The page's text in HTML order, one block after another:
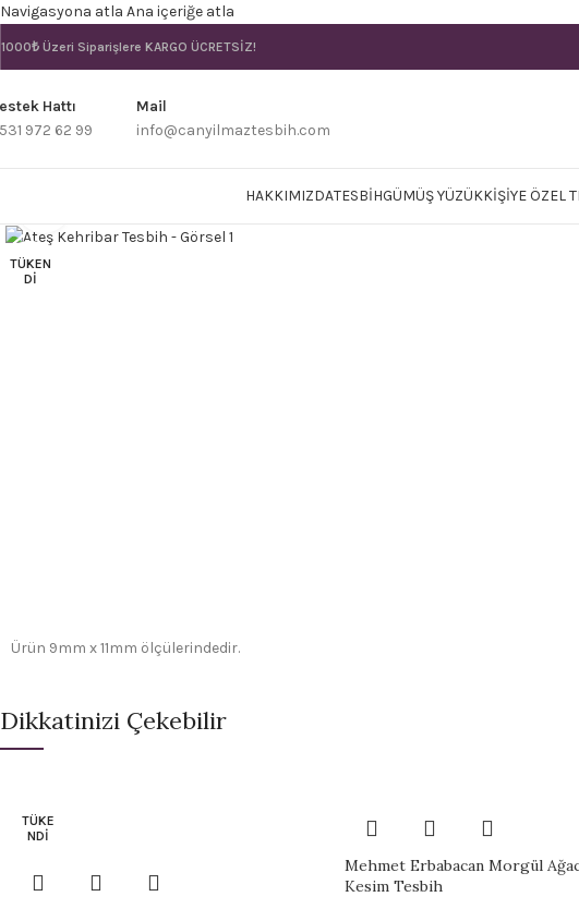
Navigasyona atla Ana içeriğe atla
1000₺ Üzeri Siparişlere KARGO ÜCRETSİZ!
Hattı
972 62 99
Mail
info@canyilmaztesbih.com
HAKKIMIZDATESBIHGÜMÜŞ YÜZÜKKIŞIYE ÖZEL
TÜKEN
DI
Ürün 9mm x 11mm ölçülerindedir.
Dikkatinizi Çekebilir
TÜKE
NDI
Mehmet Erbabacan Morgül
Kesim Tesbih